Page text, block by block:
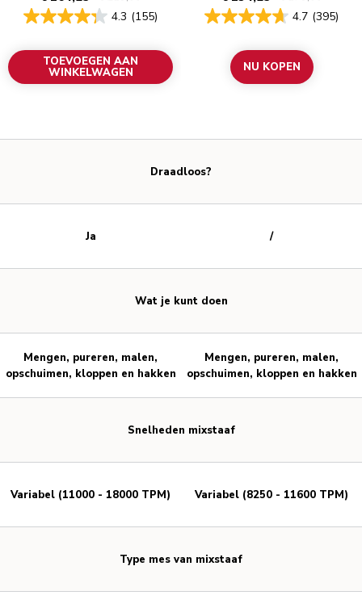
4.3 (155)
TOEVOEGEN AAN
WINKELWAGEN
4.7 (395)
NU KOPEN
Draadloos?
Wat je kunt doen
Snelheden mixstaaf
Type mes van mixstaaf
Ja
Mengen, pureren, malen,
opschuimen, kloppen en hakken
Variabel (11000 - 18000 TPM)
/
Mengen, pureren, malen,
opschuimen, kloppen en hakken
Variabel (8250 - 11600 TPM)